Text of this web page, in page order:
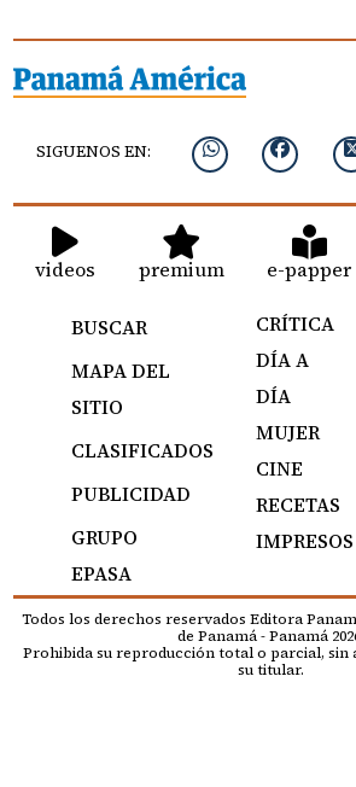
SIGUENOS EN:
videos premium e-papper
BUSCAR
MAPA DEL
SITIO
CLASIFICADOS
PUBLICIDAD
GRUPO
EPASA
CRÍTICA
DÍA A
DÍA
MUJER
CINE
RECETAS
IMPRESOS
Todos los derechos reservados Editora
de Panamá - Panamá
Prohibida su reproducción total o parcial, sin
su titular.